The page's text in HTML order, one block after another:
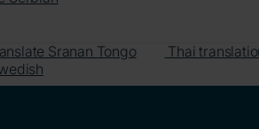
Sranan Tongo Thai